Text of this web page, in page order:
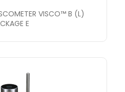
VISCO™ B (L)
E